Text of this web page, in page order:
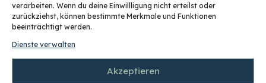
verarbeiten. Wenn du deine Einwillligung nicht erteilst oder
zurückziehst, können bestimmte Merkmale und Funktionen
beeinträchtigt werden.
Dienste verwalten
Akzeptieren
GETSOCIAL